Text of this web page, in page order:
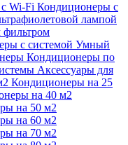
Wi-Fi Кондиционеры с
лампой
фильтром
с системой Умный
Кондиционеры по
Аксессуары для
Кондиционеры на 25
на 40 м2
на 50 м2
на 60 м2
на 70 м2